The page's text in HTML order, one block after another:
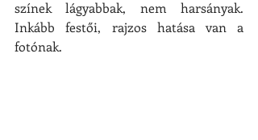
színek lágyabbak, nem harsányak.
Inkább festői, rajzos hatása van a
fotónak.